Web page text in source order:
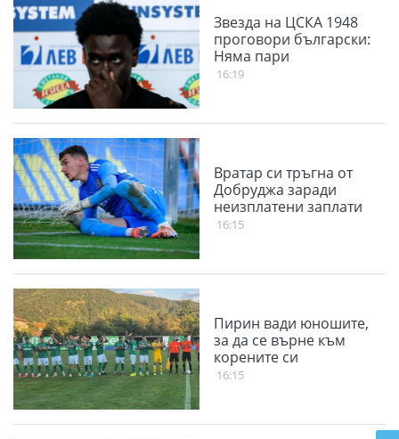
Звезда на ЦСКА 1948
проговори български:
Няма пари
16:19
Вратар си тръгна от
Добруджа заради
неизплатени заплати
16:15
Пирин вади юношите,
за да се върне към
корените си
16:15